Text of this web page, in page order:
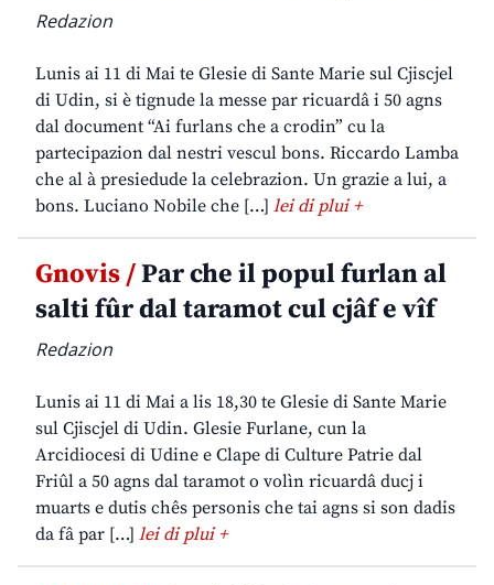
Redazion
Lunis ai 11 di Mai te Glesie di Sante Marie sul Cjiscjel
di Udin, si è tignude la messe par ricuardâ i 50 agns
dal document “Ai furlans che a crodin” cu la
partecipazion dal nestri vescul bons. Riccardo Lamba
che al à presiedude la celebrazion. Un grazie a lui, a
bons. Luciano Nobile che […] lei di plui +
Gnovis /Par che il popul furlan al
salti fûr dal taramot cul cjâf e vîf
Redazion
Lunis ai 11 di Mai a lis 18,30 te Glesie di Sante Marie
sul Cjiscjel di Udin. Glesie Furlane, cun la
Arcidiocesi di Udine e Clape di Culture Patrie dal
Friûl a 50 agns dal taramot o volìn ricuardâ ducj i
muarts e dutis chês personis che tai agns si son dadis
da fâ par […] lei di plui +